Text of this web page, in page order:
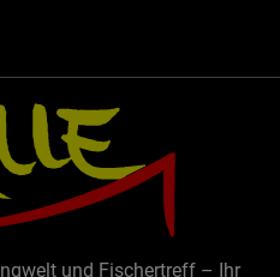
und Fischertreff – Ihr